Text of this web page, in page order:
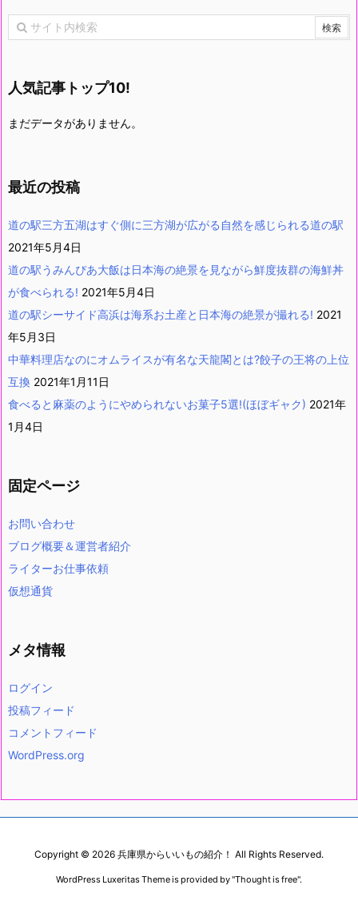
人気記事トップ10!
まだデータがありません。
最近の投稿
道の駅三方五湖はすぐ側に三方湖が広がる自然を感じられる道の駅
2021年5月4日
道の駅うみんぴあ大飯は日本海の絶景を見ながら鮮度抜群の海鮮丼
が食べられる! 2021年5月4日
道の駅シーサイド高浜は海系お土産と日本海の絶景が撮れる! 2021
年5月3日
中華料理店なのにオムライスが有名な天龍閣とは?餃子の王将の上位
互換 2021年1月11日
食べると麻薬のようにやめられないお菓子5選!(ほぼギャク) 2021年
1月4日
固定ページ
お問い合わせ
ブログ概要＆運営者紹介
ライターお仕事依頼
仮想通貨
メタ情報
ログイン
投稿フィード
コメントフィード
WordPress.org
Copyright © 2026 兵庫県からいいもの紹介！ All Rights Reserved.
WordPress Luxeritas Theme is provided by "Thought is free".